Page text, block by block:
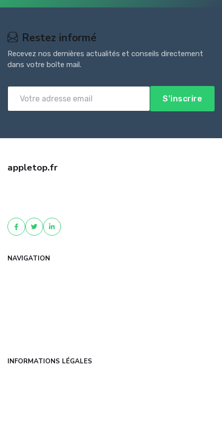
Restez informé
Recevez nos dernières actualités et conseils directement
dans votre boîte mail.
S'inscrire
appletop.fr
NAVIGATION
INFORMATIONS LÉGALES